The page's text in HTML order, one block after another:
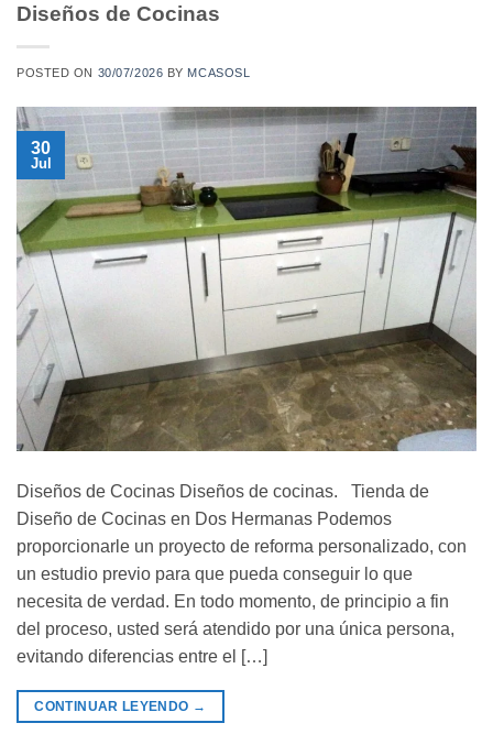
Diseños de Cocinas
POSTED ON 30/07/2026 BY MCASOSL
30
Jul
Diseños de Cocinas Diseños de cocinas. Tienda de
Diseño de Cocinas en Dos Hermanas Podemos
proporcionarle un proyecto de reforma personalizado, con
un estudio previo para que pueda conseguir lo que
necesita de verdad. En todo momento, de principio a fin
del proceso, usted será atendido por una única persona,
evitando diferencias entre el […]
CONTINUAR LEYENDO →